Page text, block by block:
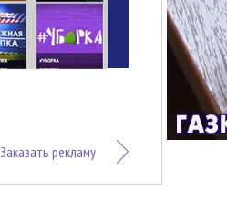
Заказать рекламу